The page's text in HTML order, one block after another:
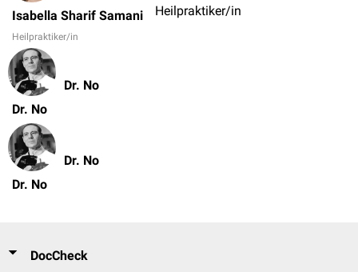
Isabella Sharif Samani
Heilpraktiker/in
Heilpraktiker/in
Dr. No
Dr. No
Dr. No
Dr. No
DocCheck